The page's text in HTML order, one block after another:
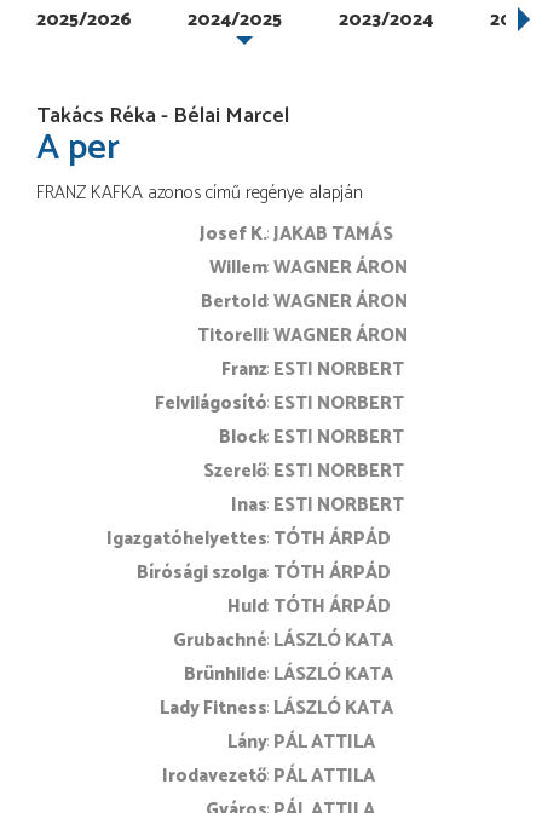
2025/2026 2024/2025 2023/2024
Takács Réka - Bélai Marcel
A per
FRANZ KAFKA azonos című regénye alapján
Josef K. JAKAB TAMÁS
Willem WAGNER ÁRON
Bertold WAGNER ÁRON
Titorelli WAGNER ÁRON
Franz ESTI NORBERT
Felvilágosító ESTI NORBERT
Block ESTI NORBERT
Szerelő ESTI NORBERT
Inas ESTI NORBERT
Igazgatóhelyettes TÓTH ÁRPÁD
Bírósági szolga TÓTH ÁRPÁD
Huld TÓTH ÁRPÁD
Grubachné LÁSZLÓ KATA
Brünhilde LÁSZLÓ KATA
Lady Fitness LÁSZLÓ KATA
Lány PÁL ATTILA
Irodavezető PÁL ATTILA